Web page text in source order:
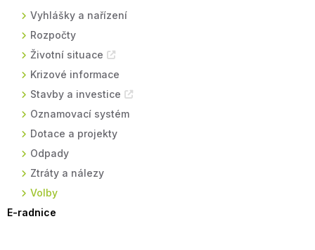
Vyhlášky a nařízení
Rozpočty
Životní situace
Krizové informace
Stavby a investice
Oznamovací systém
Dotace a projekty
Odpady
Ztráty a nálezy
Volby
E-radnice